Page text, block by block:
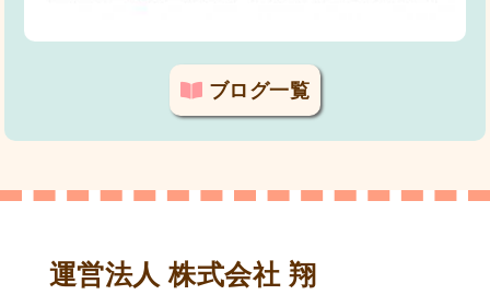
ブログ一覧
運営法人 株式会社 翔